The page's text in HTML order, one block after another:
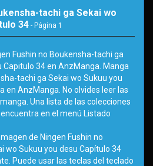
tachi ga Sekai wo
34 - Página 1
Fushin no Boukensha-tachi ga
Capitulo 34 en AnzManga. Manga
tachi ga Sekai wo Sukuu you
en AnzManga. No olvides leer las
Una lista de las colecciones
en el menú Listado
de Ningen Fushin no
wo Sukuu you desu Capítulo 34
Puede usar las teclas del teclado